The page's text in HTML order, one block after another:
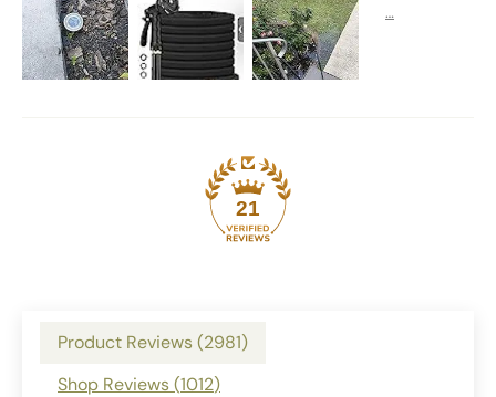
21
Product Reviews (2981)
Shop Reviews (1012)